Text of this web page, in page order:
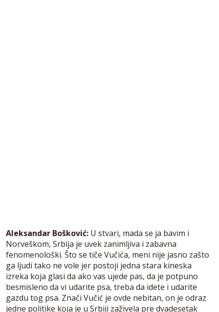
Aleksandar Bošković: U stvari, mada se ja bavim i
Norveškom, Srbija je uvek zanimljiva i zabavna
fenomenološki. Što se tiče Vučića, meni nije jasno zašto
ga ljudi tako ne vole jer postoji jedna stara kineska
izreka koja glasi da ako vas ujede pas, da je potpuno
besmisleno da vi udarite psa, treba da idete i udarite
gazdu tog psa. Znači Vučić je ovde nebitan, on je odraz
jedne politike koja je u Srbiji zaživela pre dvadesetak